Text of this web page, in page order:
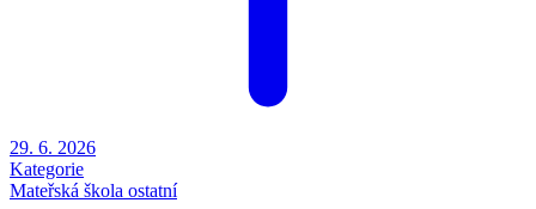
29. 6. 2026
Kategorie
Mateřská škola ostatní